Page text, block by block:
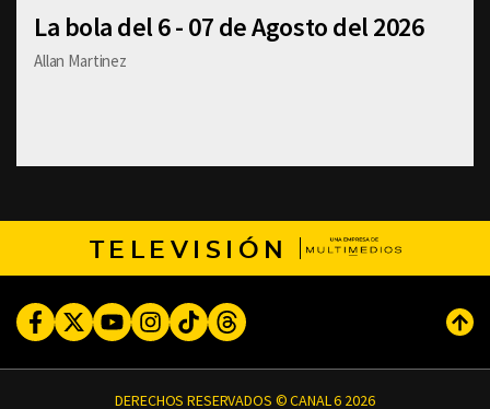
La bola del 6 - 07 de Agosto del 2026
Allan Martinez
TELEVISIÓN
FacebookTwitterYoutubeInstagram
TikTokThreads
DERECHOS RESERVADOS © CANAL 6 2026